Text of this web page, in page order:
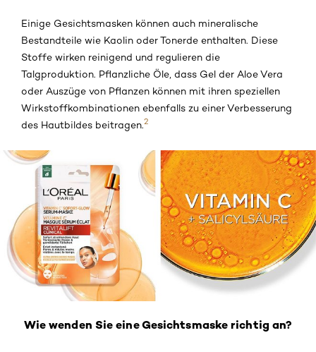
Einige Gesichtsmasken können auch mineralische
Bestandteile wie Kaolin oder Tonerde enthalten. Diese
Stoffe wirken reinigend und regulieren die
Talgproduktion. Pflanzliche Öle, dass Gel der Aloe Vera
oder Auszüge von Pflanzen können mit ihren speziellen
Wirkstoffkombinationen ebenfalls zu einer Verbesserung
des Hautbildes beitragen.2
Wie wenden Sie eine Gesichtsmaske richtig an?